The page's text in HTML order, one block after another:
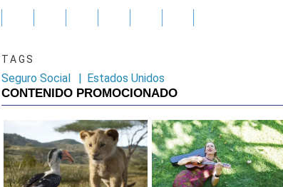
TAGS
Seguro Social | Estados Unidos